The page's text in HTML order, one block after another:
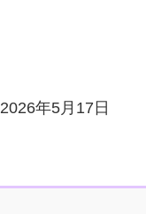
2026年5月17日